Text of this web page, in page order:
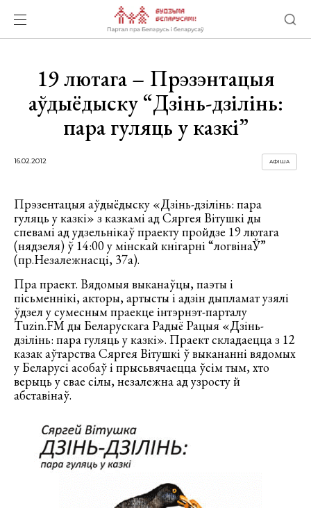
19 лютага – Прэзэнтацыя
аўдыёдыску “Дзінь-дзілінь:
пара гуляць у казкі”
16.02.2012 АФІША
Прэзентацыя аўдыёдыску «Дзінь-дзілінь: пара
гуляць у казкі» з казкамі ад Сяргея Вітушкі ды
спевамі ад удзельнікаў праекту пройдзе 19 лютага
(нядзеля) ў 14:00 у мінскай кнігарні “логвінаЎ”
(пр.Незалежнасці, 37а).
Пра праект. Вядомыя выканаўцы, паэты і
пісьменнікі, акторы, артысты і адзін дыпламат узялі
ўдзел у сумесным праекце інтэрнэт-парталу
Tuzin.FM ды Беларускага Радыё Рацыя «Дзінь-
дзілінь: пара гуляць у казкі». Праект складаецца з 12
казак аўтарства Сяргея Вітушкі ў выкананні вядомых
у Беларусі асобаў і прысьвячаецца ўсім тым, хто
верыць у свае сілы, незалежна ад узросту й
абставінаў.